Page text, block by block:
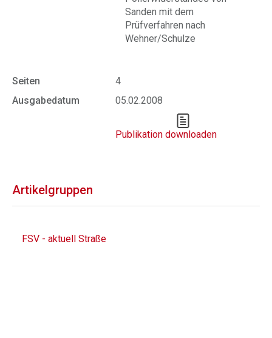
Sanden mit dem
Prüfverfahren nach
Wehner/Schulze
Seiten
4
Ausgabedatum
05.02.2008
Publikation downloaden
Artikelgruppen
FSV - aktuell Straße